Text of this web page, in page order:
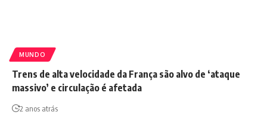
MUNDO
Trens de alta velocidade da França são alvo de ‘ataque
massivo’ e circulação é afetada
2 anos atrás